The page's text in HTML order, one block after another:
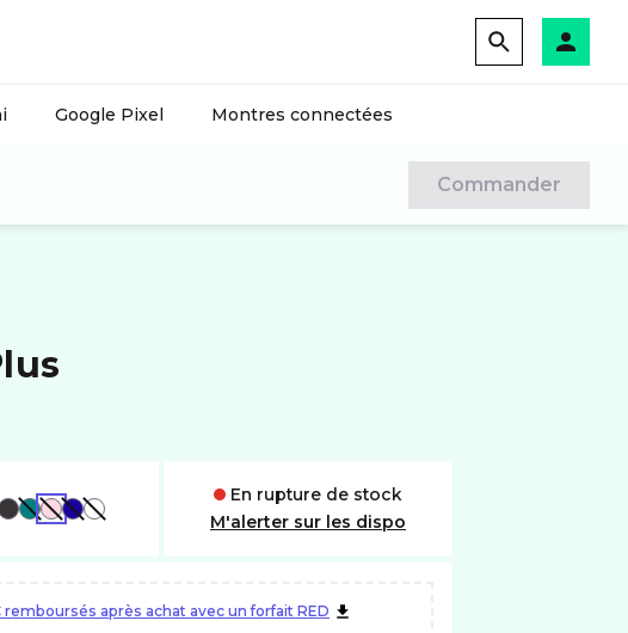
Google Pixel Montres connectées
Commander
NOIR VERT ROSE BLEU BLANC
En rupture de stock
M'alerter sur les dispo
remboursés après achat avec un forfait RED